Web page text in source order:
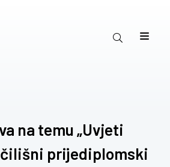
na temu „Uvjeti
prijediplomski